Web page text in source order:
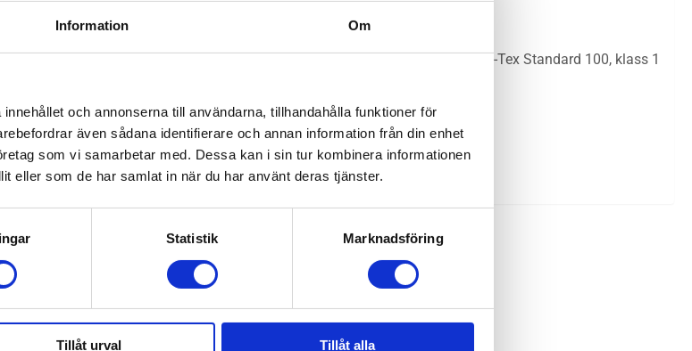
Information Om
och annonserna till användarna, tillhandahålla funktioner för
även sådana identifierare och annan information från din enhet
som vi samarbetar med. Dessa kan i sin tur kombinera informationen
eller som de har samlat in när du har använt deras tjänster.
Statistik Marknadsföring
Tillåt urval Tillåt alla
mesh. Den är fri från hälsofarliga ämnen och godkänd enligt Öko-Tex Standard 100, klass 1